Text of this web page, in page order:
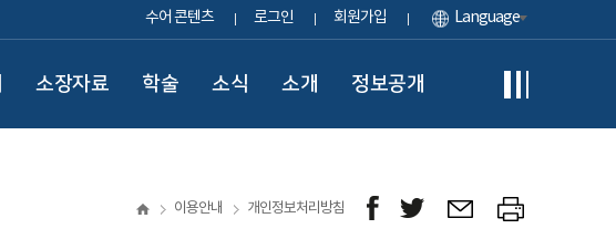
수어 콘텐츠 로그인 회원가입 Language
소장자료 학술 소식 소개 정보공개
이용안내 개인정보처리방침